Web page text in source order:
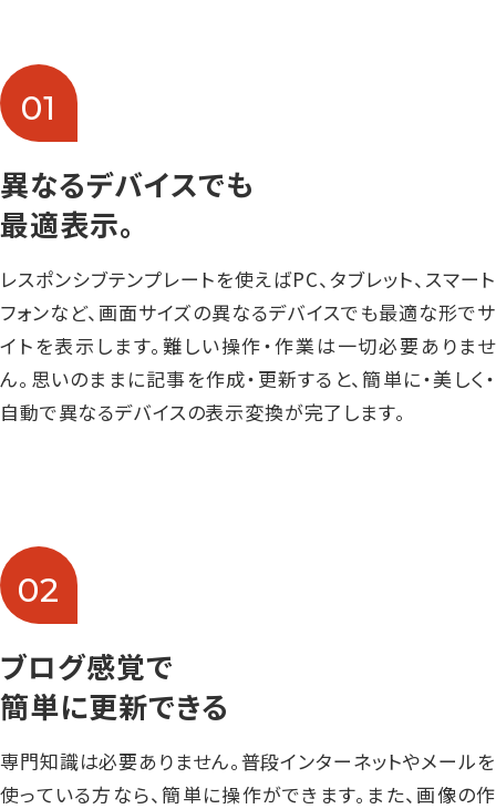
01
異なるデバイスでも
最適表示。
レスポンシブテンプレートを使えばPC、タブレット、スマート
フォンなど、画面サイズの異なるデバイスでも最適な形でサ
イトを表示します。難しい操作・作業は一切必要ありませ
ん。思いのままに記事を作成・更新すると、簡単に・美しく・
自動で異なるデバイスの表示変換が完了します。
02
ブログ感覚で
簡単に更新できる
専門知識は必要ありません。普段インターネットやメールを
使っている方なら、簡単に操作ができます。また、画像の作